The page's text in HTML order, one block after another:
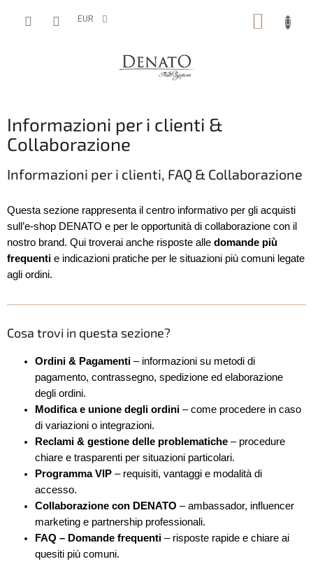
EUR
Informazioni per i clienti &
Collaborazione
Informazioni per i clienti, FAQ & Collaborazione
Questa sezione rappresenta il centro informativo per gli acquisti
sull’e-shop DENATO e per le opportunità di collaborazione con il
nostro brand. Qui troverai anche risposte alle domande più
frequenti e indicazioni pratiche per le situazioni più comuni legate
agli ordini.
Cosa trovi in questa sezione?
Ordini & Pagamenti – informazioni su metodi di
pagamento, contrassegno, spedizione ed elaborazione
degli ordini.
Modifica e unione degli ordini – come procedere in caso
di variazioni o integrazioni.
Reclami & gestione delle problematiche – procedure
chiare e trasparenti per situazioni particolari.
Programma VIP – requisiti, vantaggi e modalità di
accesso.
Collaborazione con DENATO – ambassador, influencer
marketing e partnership professionali.
FAQ – Domande frequenti – risposte rapide e chiare ai
quesiti più comuni.